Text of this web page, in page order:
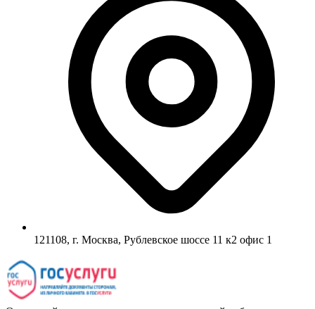
121108, г. Москва, Рублевское шоссе 11 к2 офис 1